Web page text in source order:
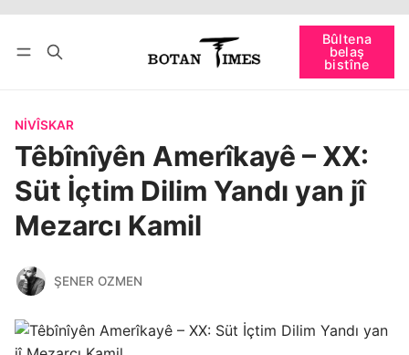
Bûltena
belaş
bistîne
bişopîne
NIVÎSKAR
Têbînîyên Amerîkayê – XX:
Süt İçtim Dilim Yandı yan jî
Mezarcı Kamil
ŞENER OZMEN